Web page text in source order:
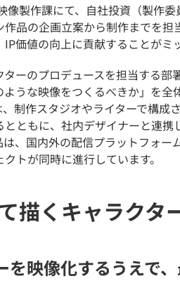
像製作課にて、自社投資（製作
品の企画立案から制作までを担
IP価値の向上に貢献することがミ
ーのプロデュースを担当する
うな映像をつくるべきか」を
制作スタジオやライターで構
ともに、社内デザイナーと連
、国内外の配信プラットフォー
トが同時に進行しています。
描くキャラクタ
を映像化するうえで